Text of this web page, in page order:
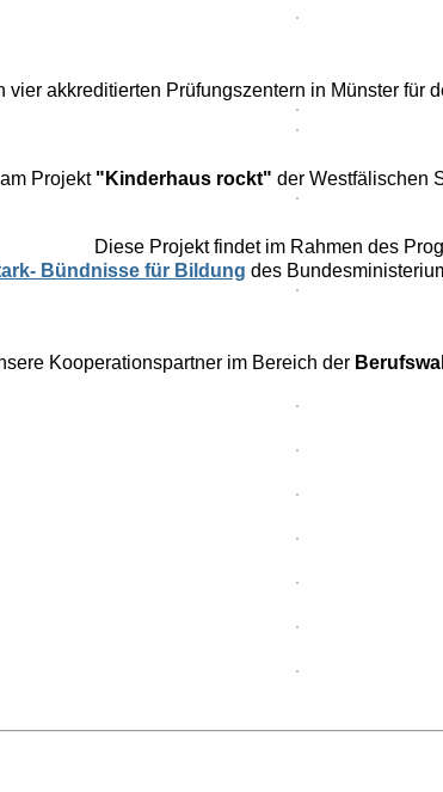
akkreditierten Prüfungszentern in Münster für
Projekt "Kinderhaus rockt" der Westfälischen
Diese Projekt findet im Rahmen des
Bündnisse für Bildung des
Kooperationspartner im Bereich der